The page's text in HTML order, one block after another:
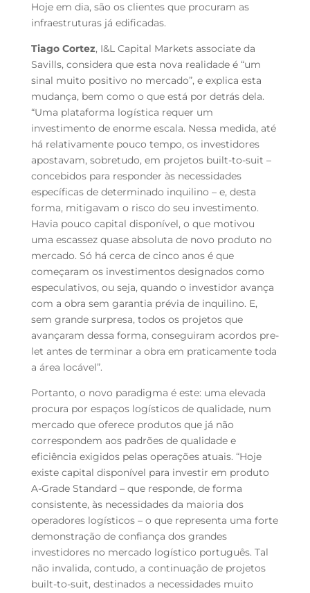
Hoje em dia, são os clientes que procuram as
infraestruturas já edificadas.
Tiago Cortez, I&L Capital Markets associate da
Savills, considera que esta nova realidade é “um
sinal muito positivo no mercado”, e explica esta
mudança, bem como o que está por detrás dela.
“Uma plataforma logística requer um
investimento de enorme escala. Nessa medida, até
há relativamente pouco tempo, os investidores
apostavam, sobretudo, em projetos built-to-suit –
concebidos para responder às necessidades
específicas de determinado inquilino – e, desta
forma, mitigavam o risco do seu investimento.
Havia pouco capital disponível, o que motivou
uma escassez quase absoluta de novo produto no
mercado. Só há cerca de cinco anos é que
começaram os investimentos designados como
especulativos, ou seja, quando o investidor avança
com a obra sem garantia prévia de inquilino. E,
sem grande surpresa, todos os projetos que
avançaram dessa forma, conseguiram acordos pre-
let antes de terminar a obra em praticamente toda
a área locável”.
Portanto, o novo paradigma é este: uma elevada
procura por espaços logísticos de qualidade, num
mercado que oferece produtos que já não
correspondem aos padrões de qualidade e
eficiência exigidos pelas operações atuais. “Hoje
existe capital disponível para investir em produto
A-Grade Standard – que responde, de forma
consistente, às necessidades da maioria dos
operadores logísticos – o que representa uma forte
demonstração de confiança dos grandes
investidores no mercado logístico português. Tal
não invalida, contudo, a continuação de projetos
built-to-suit, destinados a necessidades muito